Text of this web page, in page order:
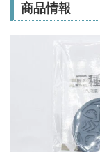
商品情報